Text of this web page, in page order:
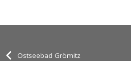
Ostseebad Grömitz